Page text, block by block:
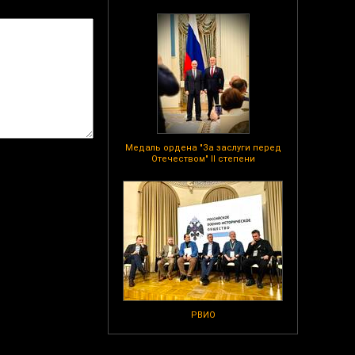
Медаль ордена "За заслуги перед
Отечеством" II степени
РВИО